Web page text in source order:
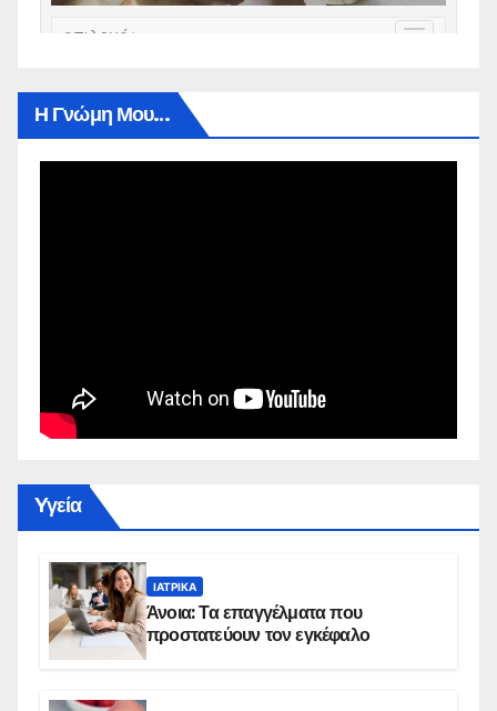
Η Γνώμη Μου…
Yγεία
ΙΑΤΡΙΚΆ
Άνοια: Τα επαγγέλματα που
προστατεύουν τον εγκέφαλο